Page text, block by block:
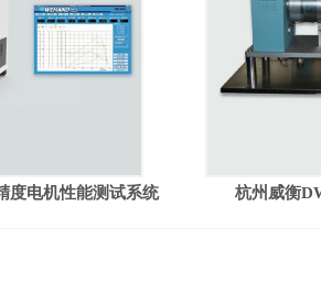
度电机性能测试系统 杭州威衡